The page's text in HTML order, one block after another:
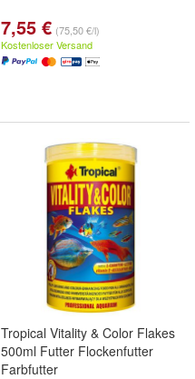
7,55 € (75,50 €/l)
Kostenloser Versand
Tropical Vitality & Color Flakes
500ml Futter Flockenfutter
Farbfutter